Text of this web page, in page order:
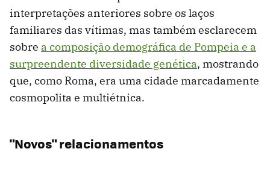
interpretações anteriores sobre os laços
familiares das vítimas, mas também esclarecem
sobre a composição demográfica de Pompeia e a
surpreendente diversidade genética, mostrando
que, como Roma, era uma cidade marcadamente
cosmopolita e multiétnica.
"Novos" relacionamentos